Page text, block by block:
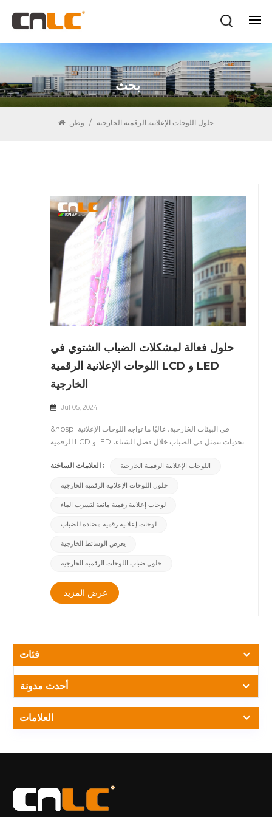
بحث
وطن / حلول اللوحات الإعلانية الرقمية الخارجية
حلول فعالة لمشكلات الضباب الشتوي في
اللوحات الإعلانية الرقمية LCD و LED
الخارجية
Jul 05, 2024
&nbsp; في البيئات الخارجية، غالبًا ما تواجه اللوحات الإعلانية
الرقمية LCD وLED تحديات تتمثل في الضباب خلال فصل الشتاء،
تتعمق هذه المقالة في الحلول الاحترافية لمساعدتك على إدارة هذه
تدوير الهواء وتكنولوجيا الإدارة الحرارية نظام دوران الهواء: تتميز
مصممة لضمان تدفق الهواء بسلاسة في الداخل والخارج. ولا يساعد
ذلك في التخلص من الهواء الرطب فحسب، بل يقلل أيضًا من
ومستقرة. &nbsp; تكنولوجيا الإدارة الحرارية: تعمل قناة الهواء
الأمامية الفريدة الموجودة أسفل زجاج الشاشة على تبديد الحرارة
المتولدة بكفاءة إلى الأعلى، مما يمنع تراكم الحرارة حول الشاشة.
الشتاء القاسية. &nbsp; تصميم فعال مقاوم للماء واختيار المواد
تصميم مدروس مع مقاطع ألومنيوم محكمة الغلق ومواد عالية
الجودة مثل موانع تسرب السيليكون المقاومة للماء تمنع بشكل
فعال دخول بخار الماء، وبالتالي تقلل مخاطر الضباب. &nbsp;
مزايا الزجاج الرقائقي &nbsp; تستخدم لوحاتنا الإعلانية الرقمية
على ذلك، تساعد خصائص العزل الحراري الممتازة للزجاج
الرقائقي على تقليل الفروق في درجات حرارة السطح، وبالتالي
منع تكوين التكثيف في ظروف الشتاء وضمان التشغيل المستقر
العلامات الساخنة : اللوحات الإعلانية الرقمية الخارجية
حلول اللوحات الإعلانية الرقمية الخارجية
لوحات إعلانية رقمية مانعة لتسرب الماء
لوحات إعلانية رقمية مضادة للضباب
يعرض الوسائط الخارجية
حلول ضباب اللوحات الرقمية الخارجية
عرض المزيد
فئات
أحدث مدونة
العلامات